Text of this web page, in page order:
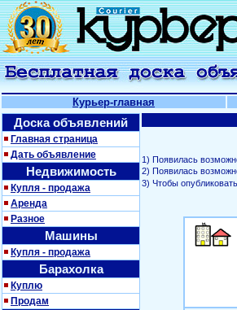
Курьер-главная
Доска объявлений
Главная страница
Дать объявление
Недвижимость
Купля - продажа
Аренда
Разное
Машины
Купля - продажа
Барахолка
Куплю
Продам
1) Появилась
2) Появилась
3) Чтобы